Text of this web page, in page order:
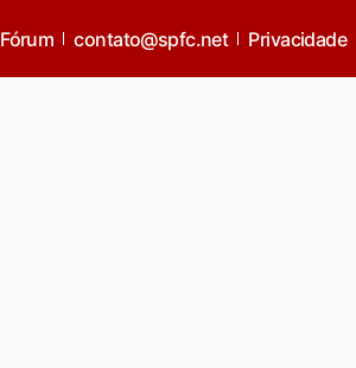
Fórum contato@spfc.net Privacidade